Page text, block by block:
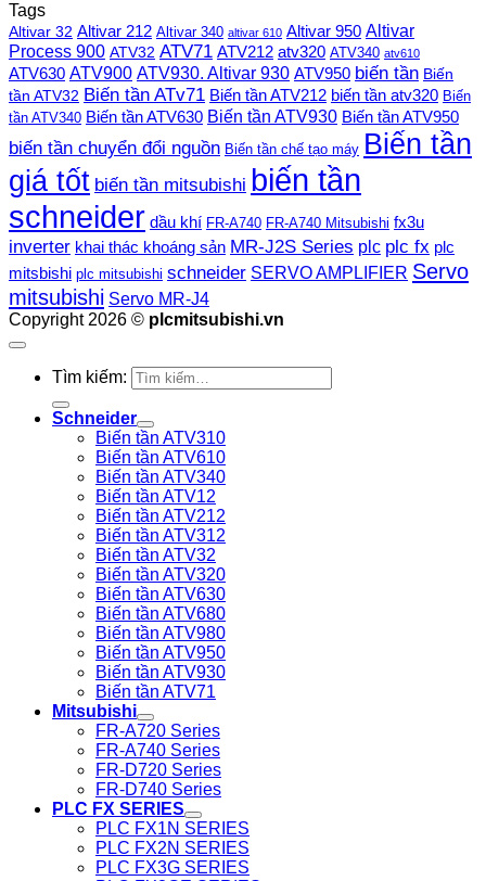
Tags
Altivar 32 Altivar 212 Altivar 340 altivar 610 Altivar 950 Altivar
Process 900 ATV32 ATV71 ATV212 atv320 ATV340 atv610
ATV630 ATV900 ATV930. Altivar 930 ATV950 biến tần Biến
tần ATV32 Biến tần ATv71 Biến tần ATV212 biến tần atv320 Biến
tần ATV340 Biến tần ATV630 Biến tần ATV930 Biến tần ATV950
biến tần chuyển đổi nguồn Biến tần chế tạo máy Biến tần
giá tốt biến tần mitsubishi biến tần
schneider dầu khí FR-A740 FR-A740 Mitsubishi fx3u
inverter khai thác khoáng sản MR-J2S Series plc plc fx plc
mitsbishi plc mitsubishi schneider SERVO AMPLIFIER Servo
mitsubishi Servo MR-J4
Copyright 2026 © plcmitsubishi.vn
Tìm kiếm:
Schneider
Biến tần ATV310
Biến tần ATV610
Biến tần ATV340
Biến tần ATV12
Biến tần ATV212
Biến tần ATV312
Biến tần ATV32
Biến tần ATV320
Biến tần ATV630
Biến tần ATV680
Biến tần ATV980
Biến tần ATV950
Biến tần ATV930
Biến tần ATV71
Mitsubishi
FR-A720 Series
FR-A740 Series
FR-D720 Series
FR-D740 Series
PLC FX SERIES
PLC FX1N SERIES
PLC FX2N SERIES
PLC FX3G SERIES